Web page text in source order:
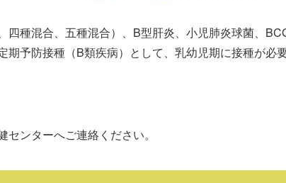
種混合、五種混合）、B型肝炎、小児肺炎球菌、
予防接種（B類疾病）として、乳幼児期に接種が必
ンターへご連絡ください。